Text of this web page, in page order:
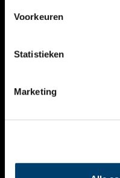
Voorkeuren
Statistieken
Marketing
KALENDER
THEMA’S
VIDEO’S
CONTACT